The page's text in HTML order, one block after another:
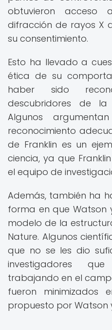
obtuvieron acceso
difracción de rayos X
su consentimiento.
Esto ha llevado a
ética de su
haber sido
descubridores de la
Algunos
reconocimiento
de Franklin es un
ciencia, ya que
el equipo de
Además, también ha
forma en que Watson
modelo de la
Nature. Algunos
que no se les dio
investigadores
trabajando en el
fueron minimizados
propuesto por Watson